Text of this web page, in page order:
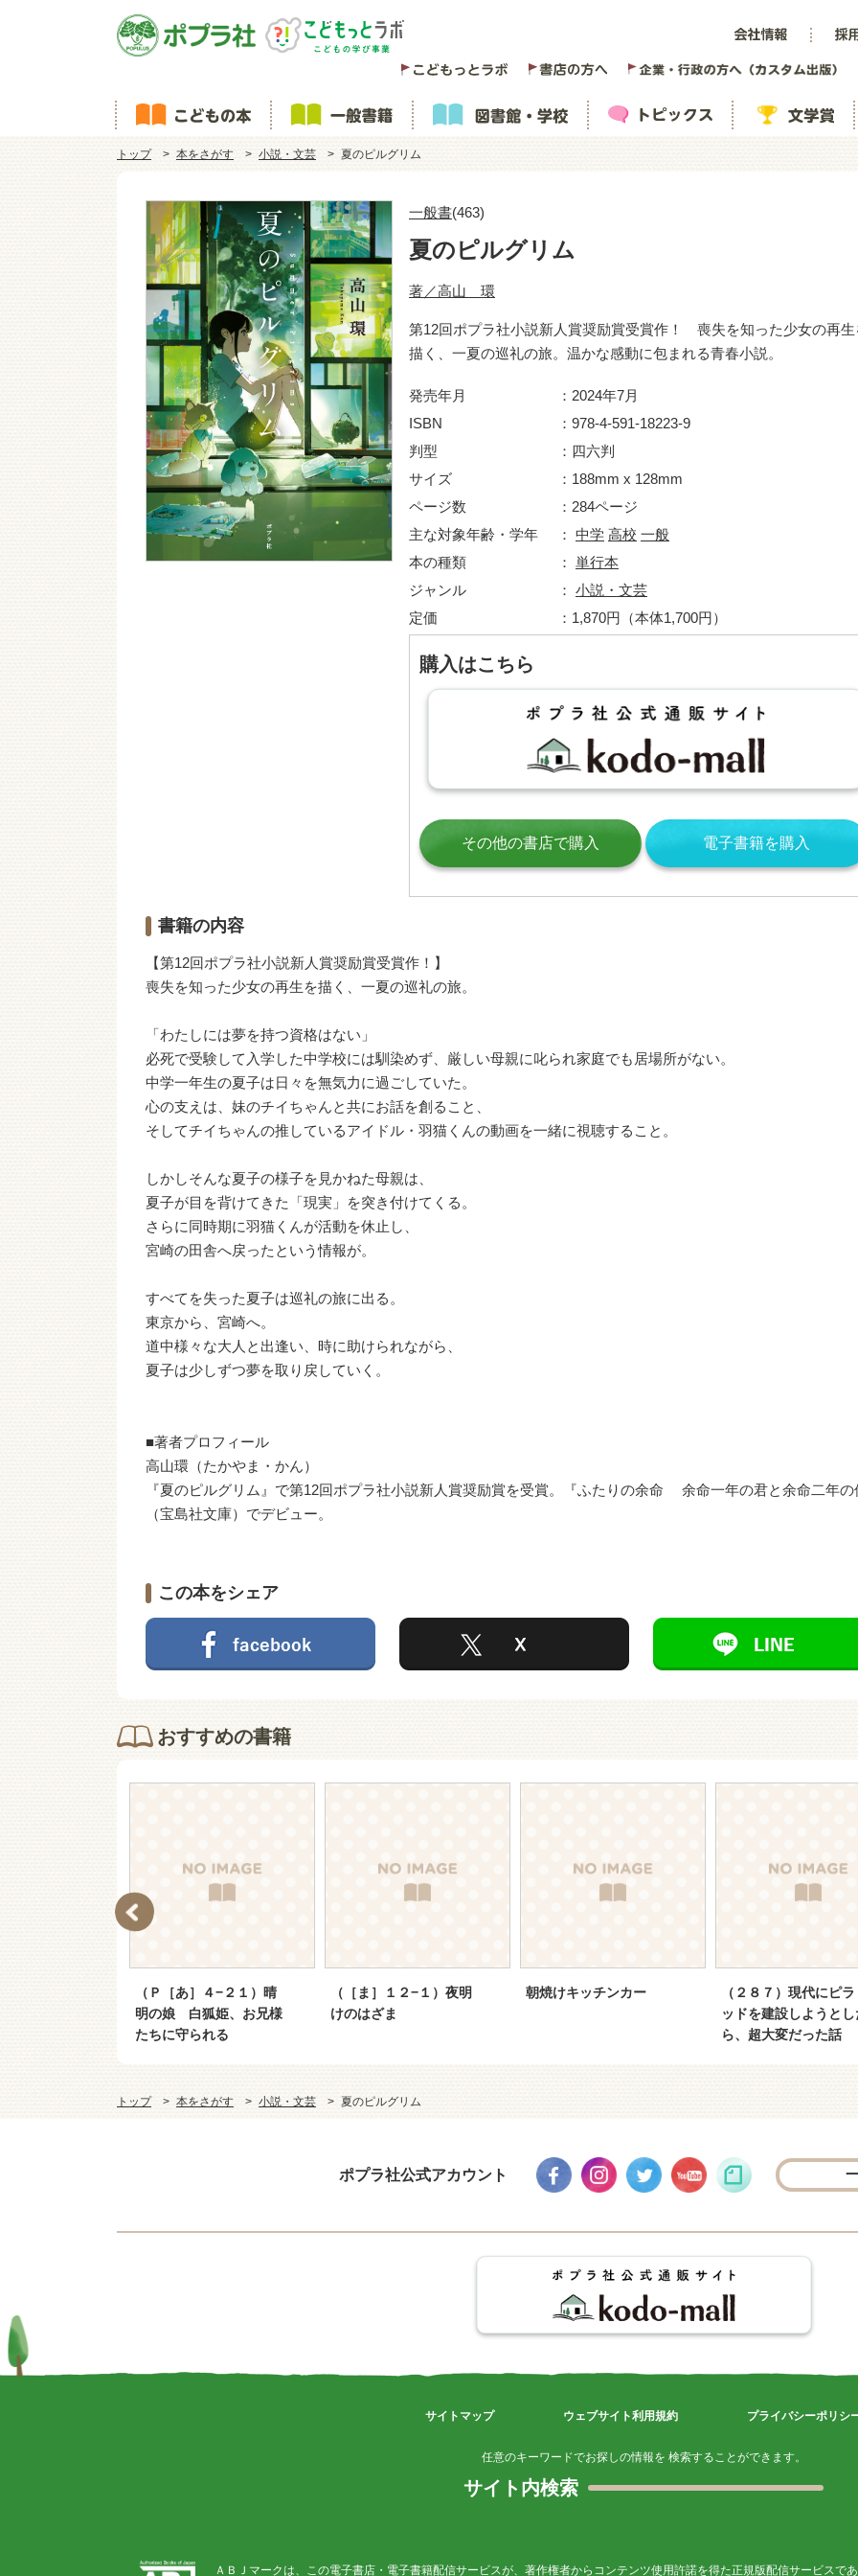
トップ 本をさがす 小説・文芸 夏のピルグリム
一般書(463)
夏のピルグリム
著／高山 環
第12回ポプラ社小説新人賞奨励賞受賞作！ 喪失を知った少女の再生
描く、一夏の巡礼の旅。温かな感動に包まれる青春小説。
発売年月
2024年7月
ISBN
978-4-591-18223-9
判型
四六判
サイズ
188mm x 128mm
ページ数
284ページ
主な対象年齢・学年
中学 高校 一般
本の種類
単行本
ジャンル
小説・文芸
定価
1,870円（本体1,700円）
購入はこちら
その他の書店で購入 電子書籍を購入
書籍の内容
【第12回ポプラ社小説新人賞奨励賞受賞作！】
喪失を知った少女の再生を描く、一夏の巡礼の旅。
「わたしには夢を持つ資格はない」
必死で受験して入学した中学校には馴染めず、厳しい母親に叱られ家庭でも居場所がない。
中学一年生の夏子は日々を無気力に過ごしていた。
心の支えは、妹のチイちゃんと共にお話を創ること、
そしてチイちゃんの推しているアイドル・羽猫くんの動画を一緒に視聴すること。
しかしそんな夏子の様子を見かねた母親は、
夏子が目を背けてきた「現実」を突き付けてくる。
さらに同時期に羽猫くんが活動を休止し、
宮崎の田舎へ戻ったという情報が。
すべてを失った夏子は巡礼の旅に出る。
東京から、宮崎へ。
道中様々な大人と出逢い、時に助けられながら、
夏子は少しずつ夢を取り戻していく。
■著者プロフィール
高山環（たかやま・かん）
『夏のピルグリム』で第12回ポプラ社小説新人賞奨励賞を受賞。『ふたりの余命 余命一年の君と余命二年の
（宝島社文庫）でデビュー。
この本をシェア
おすすめの書籍
（Ｐ［あ］４−２１）晴
明の娘 白狐姫、お兄様
たちに守られる
（［ま］１２−１）夜明
けのはざま
朝焼けキッチンカー
（２８７）現代にピ
ッドを建設しようとし
ら、超大変だった話
トップ 本をさがす 小説・文芸 夏のピルグリム
ポプラ社公式アカウント
サイトマップ ウェブサイト利用規約 プライバシーポリシ
任意のキーワードでお探しの情報を 検索することができます。
サイト内検索
ＡＢＪマークは、この電子書店・電子書籍配信サービスが、著作権者からコンテンツ使用許諾を得た正規版配信サービスで